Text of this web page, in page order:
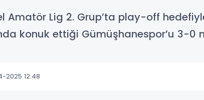
Amatör Lig 2. Grup’ta play-off
konuk ettiği Gümüşhanespor’u 3-
2025 12:48